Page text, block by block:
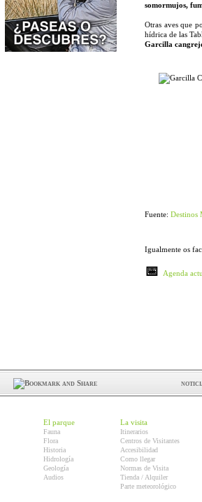
somormujos,
Otras aves que
hídrica de las
Garcilla
Fuente: Destinos
Igualmente os
📅 Agenda
El parque
Fauna
Flora
Historia
Hidrología
Geología
Audios
La visita
Itinerarios
Centros de Visitantes
Accesibilidad
Como llegar
Normas de Visita
Tienda / Alquiler
Parte meteorológico